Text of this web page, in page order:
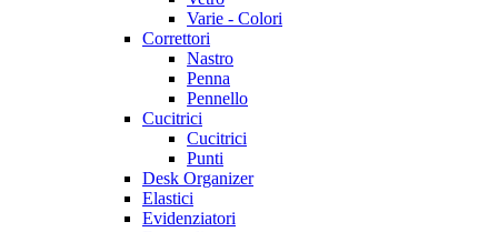
Varie - Colori
Correttori
Nastro
Penna
Pennello
Cucitrici
Cucitrici
Punti
Desk Organizer
Elastici
Evidenziatori